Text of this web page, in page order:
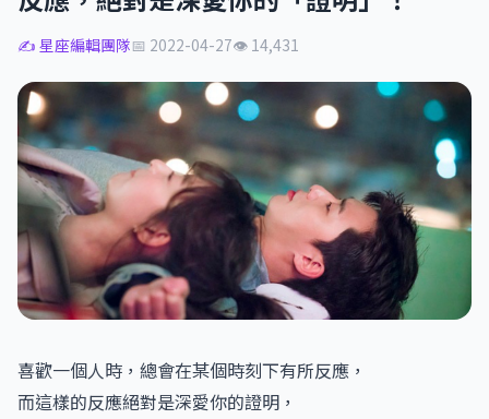
✍️ 星座編輯團隊📅 2022-04-27👁 14,431
喜歡一個人時，總會在某個時刻下有所反應，
而這樣的反應絕對是深愛你的證明，